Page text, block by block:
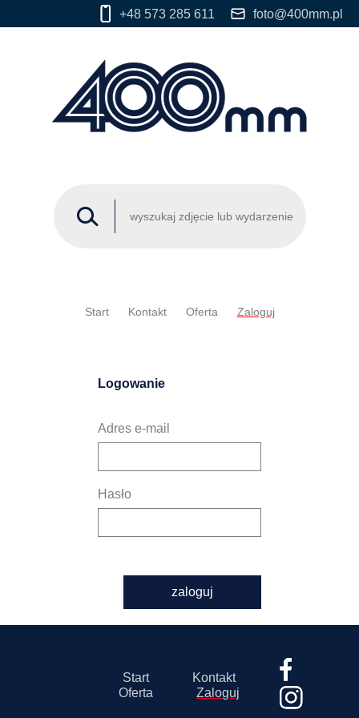
+48 573 285 611 foto@400mm.pl
Start Kontakt Oferta Zaloguj
Logowanie
Adres e-mail
Hasło
zaloguj
Start
Kontakt
Oferta
Zaloguj